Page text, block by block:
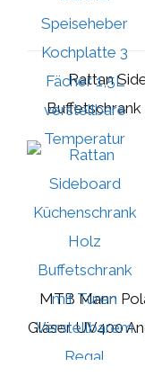
Rattan
MTB Mann
Gläser UV400